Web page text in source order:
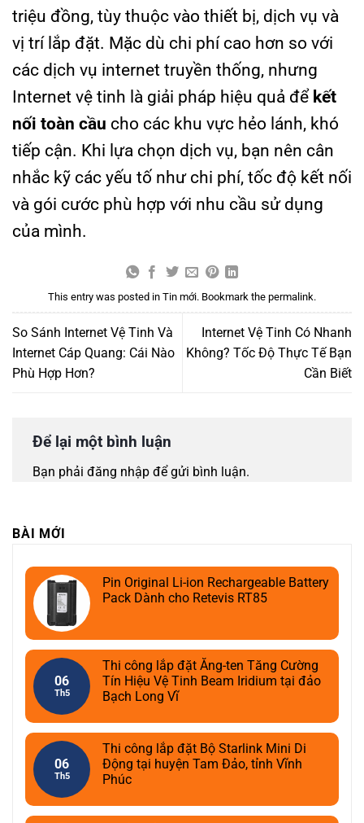
triệu đồng, tùy thuộc vào thiết bị, dịch vụ và
vị trí lắp đặt. Mặc dù chi phí cao hơn so với
các dịch vụ internet truyền thống, nhưng
Internet vệ tinh là giải pháp hiệu quả để kết
nối toàn cầu cho các khu vực hẻo lánh, khó
tiếp cận. Khi lựa chọn dịch vụ, bạn nên cân
nhắc kỹ các yếu tố như chi phí, tốc độ kết nối
và gói cước phù hợp với nhu cầu sử dụng
của mình.
This entry was posted in Tin mới. Bookmark the permalink.
So Sánh Internet Vệ Tinh Và
Internet Cáp Quang: Cái Nào
Phù Hợp Hơn?
Internet Vệ Tinh Có Nhanh
Không? Tốc Độ Thực Tế Bạn
Cần Biết
Để lại một bình luận
Bạn phải đăng nhập để gửi bình luận.
BÀI MỚI
Pin Original Li-ion Rechargeable Battery
Pack Dành cho Retevis RT85
06
Th5
Thi công lắp đặt Ăng-ten Tăng Cường
Tín Hiệu Vệ Tinh Beam Iridium tại đảo
Bạch Long Vĩ
06
Th5
Thi công lắp đặt Bộ Starlink Mini Di
Động tại huyện Tam Đảo, tỉnh Vĩnh
Phúc